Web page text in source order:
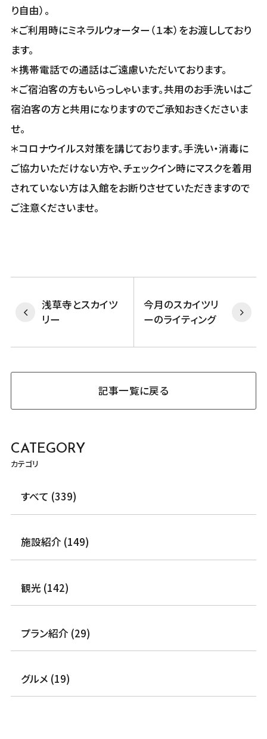
り自由）。
＊ご利用時にミネラルウォーター（１本）をお渡ししており
ます。
＊携帯電話での通話はご遠慮いただいております。
＊ご宿泊客の方もいらっしゃいます。共用のお手洗いはご
宿泊客の方と共用になりますのでご承知おきくださいま
せ。
＊コロナウイルス対策を講じております。手洗い・消毒に
ご協力いただけない方や、チェックイン時にマスクを着用
されていない方は入館をお断りさせていただきますので
ご注意くださいませ。
浅草寺とスカイツ
リー
今月のスカイツリ
ーのライティング
記事一覧に戻る
CATEGORY
カテゴリ
すべて (339)
施設紹介 (149)
観光 (142)
プラン紹介 (29)
グルメ (19)